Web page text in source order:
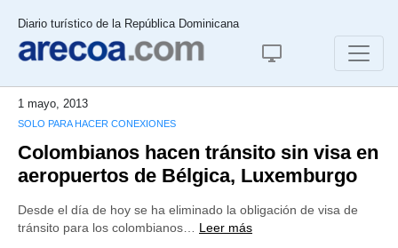
Diario turístico de la República Dominicana
1 mayo, 2013
SOLO PARA HACER CONEXIONES
Colombianos hacen tránsito sin visa en
aeropuertos de Bélgica, Luxemburgo
Desde el día de hoy se ha eliminado la obligación de visa de
tránsito para los colombianos… Leer más